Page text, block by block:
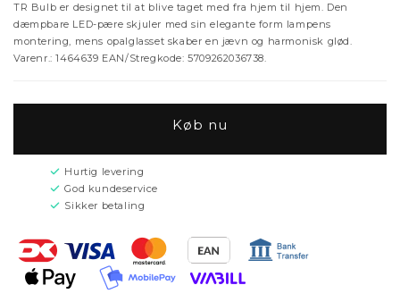
TR Bulb er designet til at blive taget med fra hjem til hjem. Den
dæmpbare LED-pære skjuler med sin elegante form lampens
montering, mens opalglasset skaber en jævn og harmonisk glød.
Varenr.: 1464639 EAN/Stregkode: 5709262036738.
Køb nu
Hurtig levering
God kundeservice
Sikker betaling